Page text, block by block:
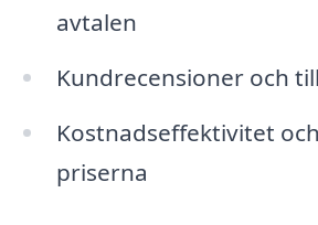
avtalen
Kundrecensioner och
Kostnadseffektivitet
priserna